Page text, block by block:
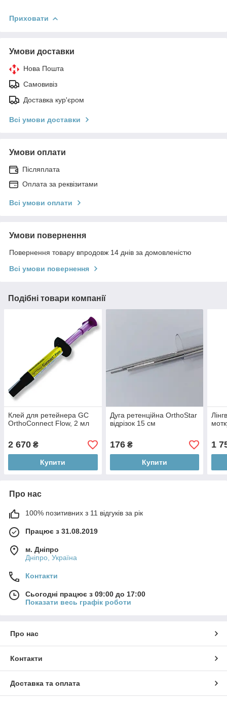
Приховати
Умови доставки
Нова Пошта
Самовивіз
Доставка кур'єром
Всі умови доставки
Умови оплати
Післяплата
Оплата за реквізитами
Всі умови оплати
Умови повернення
Повернення товару впродовж 14 днів за домовленістю
Всі умови повернення
Подібні товари компанії
Клей для ретейнера GC
OrthoConnect Flow, 2 мл
2 670 ₴
Купити
Дуга ретенційна OrthoStar
відрізок 15 см
176₴
Купити
1
Про нас
100% позитивних з 11 відгуків за рік
Працює з 31.08.2019
м. Дніпро
Дніпро, Україна
Контакти
Сьогодні працює з 09:00 до 17:00
Показати весь графік роботи
Про нас
Контакти
Доставка та оплата